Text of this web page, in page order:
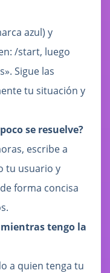
azul) y
/start, luego
Sigue las
tu situación y
se resuelve?
escribe a
tu usuario y
forma concisa
tengo la
a quien tenga tu